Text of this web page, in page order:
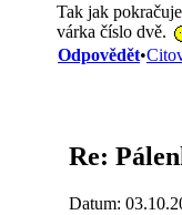
Tak jak
várka číslo dvě.
Odpovědět•
Re:
Datum: